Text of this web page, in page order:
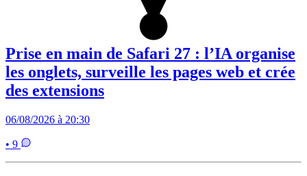
Prise en main de Safari 27 : l’IA organise
les onglets, surveille les pages web et crée
des extensions
06/08/2026 à 20:30
• 9